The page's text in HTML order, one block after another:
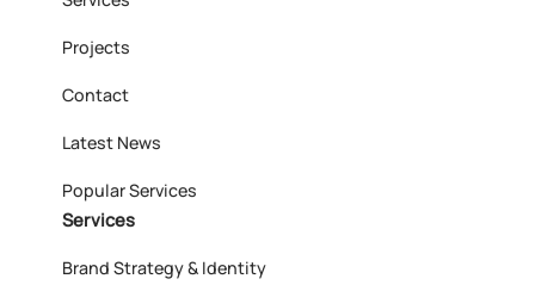
Projects
Contact
Latest News
Popular Services
Services
Brand Strategy & Identity